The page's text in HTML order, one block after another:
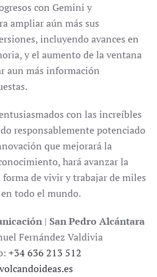
con Gemini y
ampliar aún más sus
incluyendo avances en
y el aumento de la ventana
aun más información
con las increíbles
responsablemente potenciado
que mejorará la
hará avanzar la
de vivir y trabajar de miles
todo el mundo.
| San Pedro Alcántara
Fernández Valdivia
+34 636 213 512